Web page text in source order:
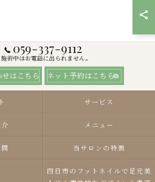
059-337-9112
術中はお電話に出られません。
はこちら ネット予約はこちら
サービス
メニュー
当サロンの特徴
四日市のフットネイルで足元美